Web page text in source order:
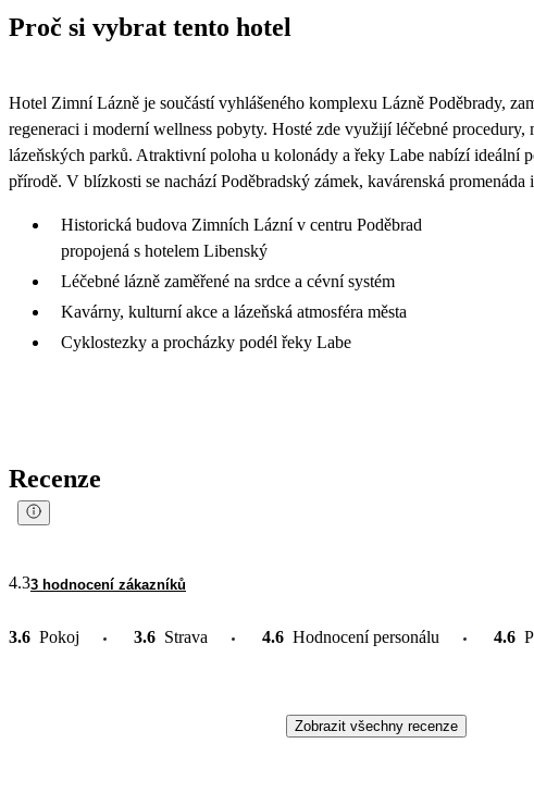
Proč si vybrat tento hotel
Hotel Zimní Lázně je součástí vyhlášeného komplexu Lázně Poděbrady,
regeneraci i moderní wellness pobyty. Hosté zde využijí léčebné
lázeňských parků. Atraktivní poloha u kolonády a řeky Labe nabízí
přírodě. V blízkosti se nachází Poděbradský zámek, kavárenská promenáda
Historická budova Zimních Lázní v centru Poděbrad
propojená s hotelem Libenský
Léčebné lázně zaměřené na srdce a cévní systém
Kavárny, kulturní akce a lázeňská atmosféra města
Cyklostezky a procházky podél řeky Labe
Recenze
4.33 hodnocení zákazníků
3.6 Pokoj 3.6 Strava 4.6 Hodnocení personálu 4.6
Zobrazit všechny recenze